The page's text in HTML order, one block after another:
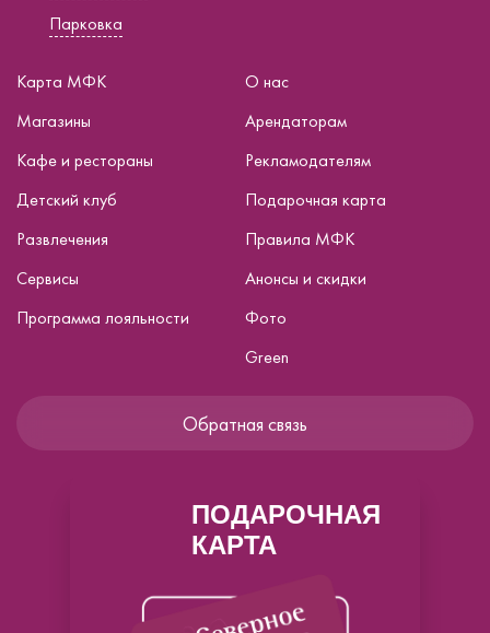
Парковка
Карта МФК
Магазины
Кафе и рестораны
Детский клуб
Развлечения
Сервисы
Программа лояльности
О нас
Арендаторам
Рекламодателям
Подарочная карта
Правила МФК
Анонсы и скидки
Фото
Green
Обратная связь
ПОДАРОЧНАЯ
КАРТА